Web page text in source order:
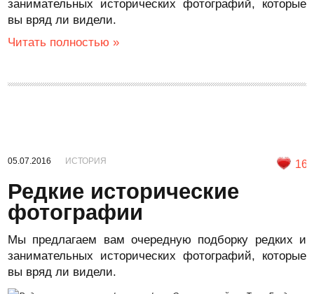
занимательных исторических фотографий, которые
вы вряд ли видели.
Читать полностью »
05.07.2016 ИСТОРИЯ 16
Редкие исторические
фотографии
Мы предлагаем вам очередную подборку редких и
занимательных исторических фотографий, которые
вы вряд ли видели.